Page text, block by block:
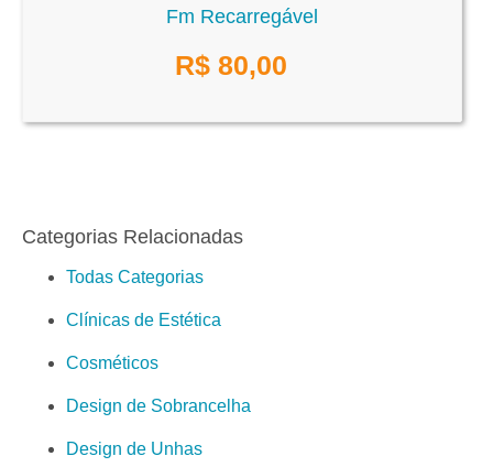
Fm Recarregável
R$ 80,00
Categorias Relacionadas
Todas Categorias
Clínicas de Estética
Cosméticos
Design de Sobrancelha
Design de Unhas